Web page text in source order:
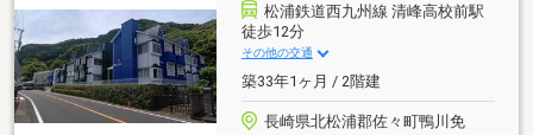
松浦鉄道西九州線 清峰高校前駅
徒歩12分
その他の交通
築33年1ヶ月 / 2階建
長崎県北松浦郡佐々町鴨川免